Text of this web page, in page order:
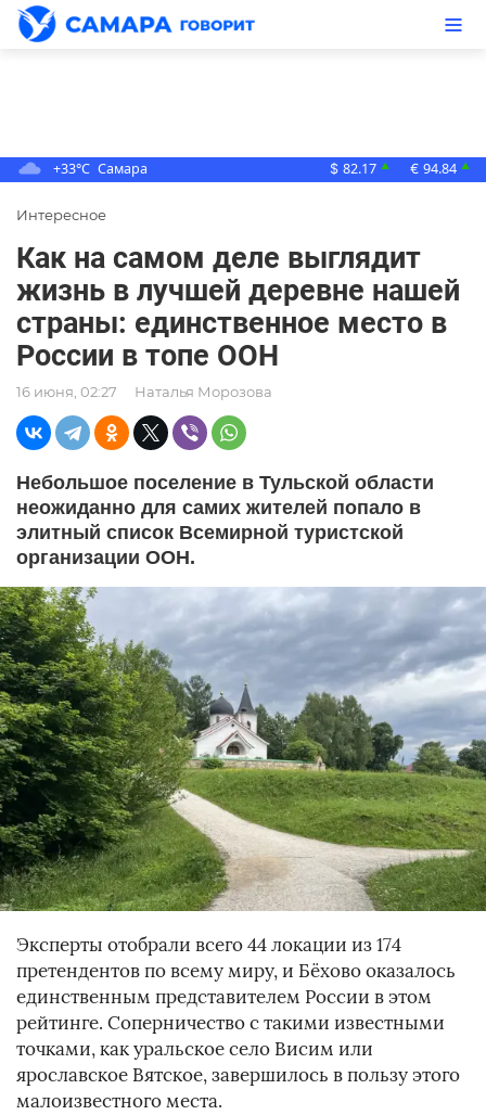
+33°C Самара $ 82.17 ▲ € 94.84 ▲
Интересное
Как на самом деле выглядит
жизнь в лучшей деревне нашей
страны: единственное место в
России в топе ООН
16 июня, 02:27 Наталья Морозова
Небольшое поселение в Тульской области
неожиданно для самих жителей попало в
элитный список Всемирной туристской
организации ООН.
Эксперты отобрали всего 44 локации из 174
претендентов по всему миру, и Бёхово оказалось
единственным представителем России в этом
рейтинге. Соперничество с такими известными
точками, как уральское село Висим или
ярославское Вятское, завершилось в пользу этого
малоизвестного места.